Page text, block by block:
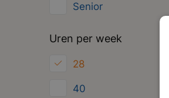
Senior
Uren per week
28
40